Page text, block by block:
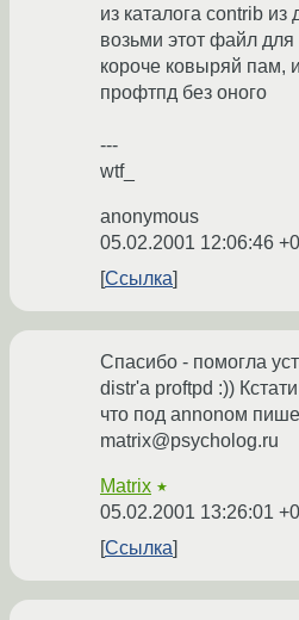
из каталога contrib
возьми этот файл
короче ковыряй пам,
профтпд без оного
---
wtf_
anonymous
05.02.2001 12:06:46
Ссылка
Спасибо - помогла
distr'а proftpd :))
что под annonом
matrix@psycholog.ru
Matrix ★
05.02.2001 13:26:01
Ссылка